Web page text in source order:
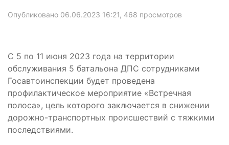
Опубликовано 06.06.2023 16:21, 468 просмотров
С 5 по 11 июня 2023 года на территории
обслуживания 5 батальона ДПС сотрудниками
Госавтоинспекции будет проведена
профилактическое мероприятие «Встречная
полоса», цель которого заключается в снижении
дорожно-транспортных происшествий с тяжкими
последствиями.